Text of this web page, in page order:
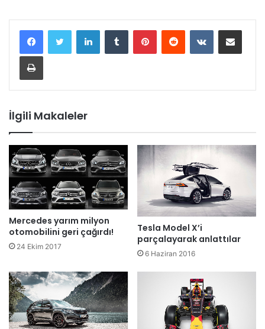
İlgili Makaleler
Mercedes yarım milyon
otomobilini geri çağırdı!
24 Ekim 2017
Tesla Model X’i
parçalayarak anlattılar
6 Haziran 2016